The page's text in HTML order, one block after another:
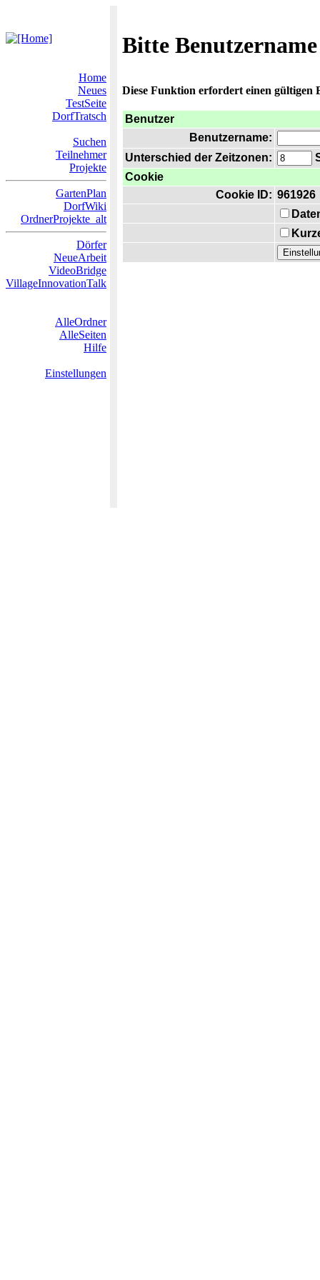
Bitte
Home
Neues
TestSeite
DorfTratsch
Suchen
Teilnehmer
Projekte
GartenPlan
DorfWiki
OrdnerProjekte_alt
Dörfer
NeueArbeit
VideoBridge
VillageInnovationTalk
AlleOrdner
AlleSeiten
Hilfe
Einstellungen
Diese Funktion erfordert einen gültigen
Benutzer
Benutzername:
Unterschied der Zeitzonen:
Cookie
Cookie ID: 961926